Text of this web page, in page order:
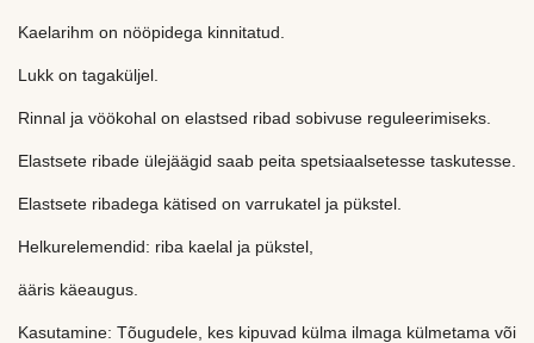
Kaelarihm on nööpidega kinnitatud.
Lukk on tagaküljel.
Rinnal ja vöökohal on elastsed ribad sobivuse reguleerimiseks.
Elastsete ribade ülejäägid saab peita spetsiaalsetesse taskutesse.
Elastsete ribadega kätised on varrukatel ja pükstel.
Helkurelemendid: riba kaelal ja pükstel,
ääris käeaugus.
Kasutamine: Tõugudele, kes kipuvad külma ilmaga külmetama või